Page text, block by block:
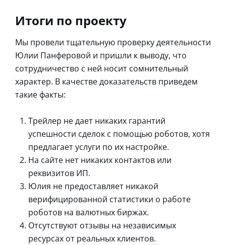
Итоги по проекту
Мы провели тщательную проверку деятельности
Юлии Панферовой и пришли к выводу, что
сотрудничество с ней носит сомнительный
характер. В качестве доказательств приведем
такие факты:
Трейлер не дает никаких гарантий
успешности сделок с помощью роботов, хотя
предлагает услуги по их настройке.
На сайте нет никаких контактов или
реквизитов ИП.
Юлия не предоставляет никакой
верифицированной статистики о работе
роботов на валютных биржах.
Отсутствуют отзывы на независимых
ресурсах от реальных клиентов.